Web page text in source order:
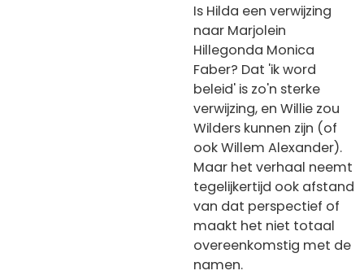
Is Hilda een verwijzing
naar Marjolein
Hillegonda Monica
Faber? Dat 'ik word
beleid' is zo'n sterke
verwijzing, en Willie zou
Wilders kunnen zijn (of
ook Willem Alexander).
Maar het verhaal neemt
tegelijkertijd ook afstand
van dat perspectief of
maakt het niet totaal
overeenkomstig met de
namen.